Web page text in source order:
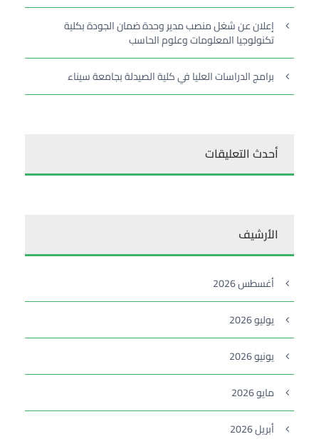
إعلان عن شغل منصب مدير وحدة ضمان الجودة بكلية
تكنولوجيا المعلومات وعلوم الحاسب
برامج الدراسات العليا في كلية الصيدلة بجامعة سيناء
أحدث التعليقات
الأرشيف
أغسطس 2026
يوليو 2026
يونيو 2026
مايو 2026
أبريل 2026